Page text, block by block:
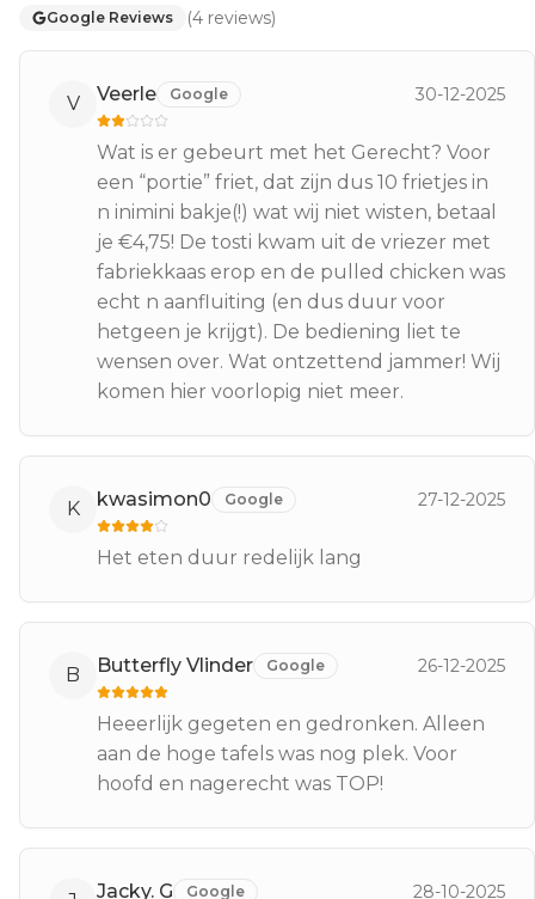
Google Reviews (4 reviews)
V Veerle Google 30-12-2025
Wat is er gebeurt met het Gerecht? Voor
een “portie” friet, dat zijn dus 10 frietjes in
n inimini bakje(!) wat wij niet wisten, betaal
je €4,75! De tosti kwam uit de vriezer met
fabriekkaas erop en de pulled chicken was
echt n aanfluiting (en dus duur voor
hetgeen je krijgt). De bediening liet te
wensen over. Wat ontzettend jammer! Wij
komen hier voorlopig niet meer.
K kwasimon0 Google 27-12-2025
Het eten duur redelijk lang
B Butterfly Vlinder Google 26-12-2025
Heeerlijk gegeten en gedronken. Alleen
aan de hoge tafels was nog plek. Voor
hoofd en nagerecht was TOP!
Jacky. G Google 28-10-2025